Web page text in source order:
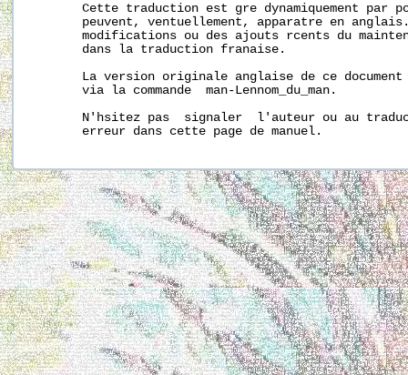
Cette traduction est gre dynamiquement par
peuvent, ventuellement, apparatre en
modifications ou des ajouts rcents du
       dans la traduction franaise.
La version originale anglaise de ce
       via la commande  man-Lennom_du_man.
N'hsitez pas  signaler  l'auteur ou au